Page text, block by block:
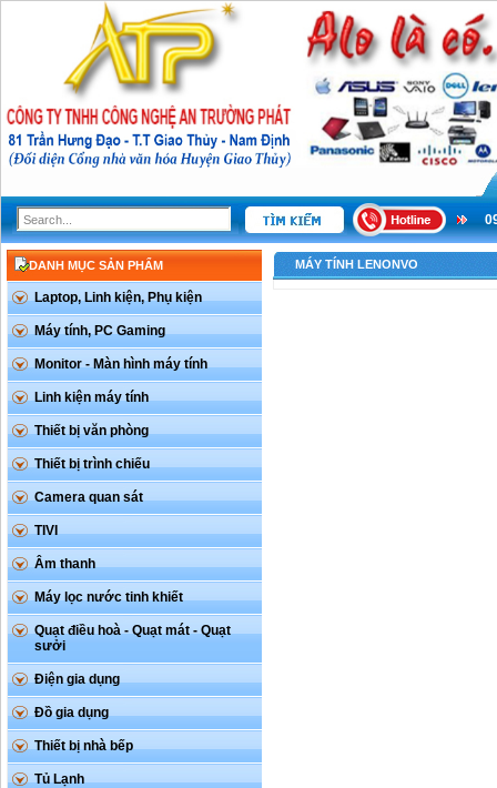
DANH MỤC SẢN PHẨM
Laptop, Linh kiện, Phụ kiện
Máy tính, PC Gaming
Monitor - Màn hình máy tính
Linh kiện máy tính
Thiết bị văn phòng
Thiết bị trình chiếu
Camera quan sát
TIVI
Âm thanh
Máy lọc nước tinh khiết
Quạt điều hoà - Quạt mát - Quạt
sưởi
Điện gia dụng
Đồ gia dụng
Thiết bị nhà bếp
Tủ Lạnh
MÁY TÍNH LENONVO